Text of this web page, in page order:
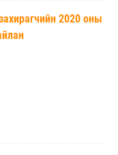
2020 оны